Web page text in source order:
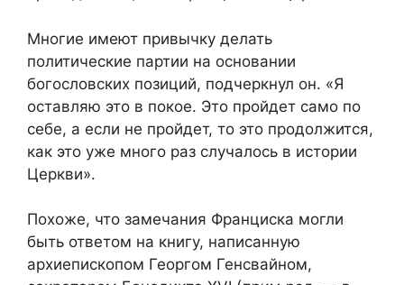
Многие имеют привычку делать
политические партии на основании
богословских позиций, подчеркнул он. «Я
оставляю это в покое. Это пройдет само по
себе, а если не пройдет, то это продолжится,
как это уже много раз случалось в истории
Церкви».
Похоже, что замечания Франциска могли
быть ответом на книгу, написанную
архиепископом Георгом Генсвайном,